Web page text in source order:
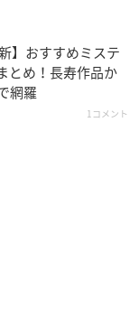
】おすすめミステ
とめ！長寿作品か
網羅
1コメント